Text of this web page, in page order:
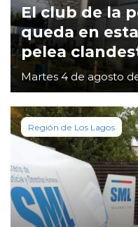
El club de la
queda en
pelea
Martes 4 de agosto
Región de Los Lagos